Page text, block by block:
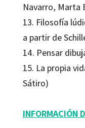
Navarro, Marta
13. Filosofía
a partir de
14. Pensar
15. La propia
Sátiro)
INFORMACIÓN